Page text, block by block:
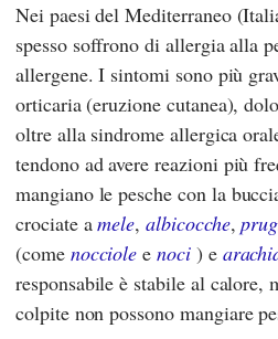
Nei paesi del Mediterraneo
spesso soffrono di allergia alla
allergene. I sintomi sono più
orticaria (eruzione cutanea),
oltre alla sindrome allergica
tendono ad avere reazioni più
mangiano le pesche con la
crociate amele,albicocche,
(come nocciole enoci) e
responsabile è stabile al calore,
colpite non possono mangiare